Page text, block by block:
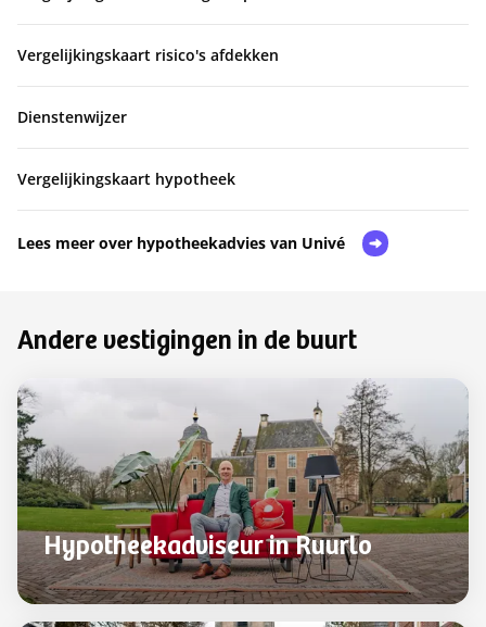
Vergelijkingskaart risico's afdekken
Dienstenwijzer
Vergelijkingskaart hypotheek
Lees meer over hypotheekadvies van Univé
Andere vestigingen in de buurt
Hypotheekadviseur in Ruurlo